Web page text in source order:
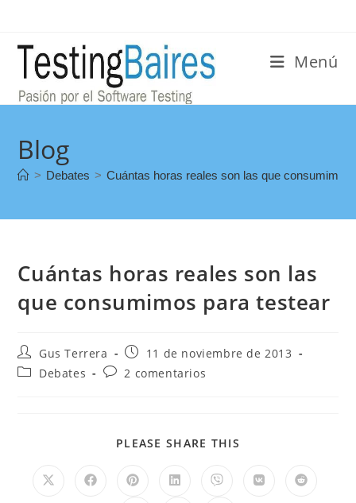
Menú
Blog
> Debates > Cuántas horas reales son las que consumimos
Cuántas horas reales son las
que consumimos para testear
Gus Terrera
11 de noviembre de 2013
Debates
2 comentarios
PLEASE SHARE THIS